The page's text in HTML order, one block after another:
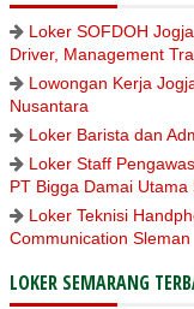
Loker SOFDOH
Driver, Management
Lowongan Kerja
Nusantara
Loker Barista dan
Loker Staff
PT Bigga Damai Utama
Loker Teknisi
Communication Sleman
LOKER SEMARANG